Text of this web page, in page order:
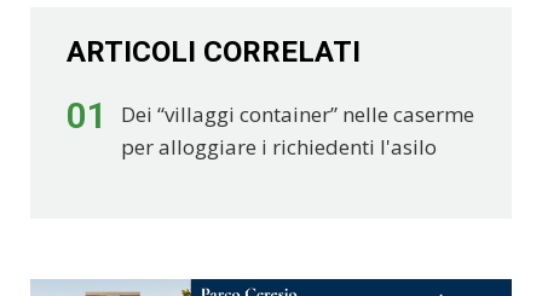
ARTICOLI CORRELATI
01
Dei “villaggi container” nelle caserme
per alloggiare i richiedenti l'asilo